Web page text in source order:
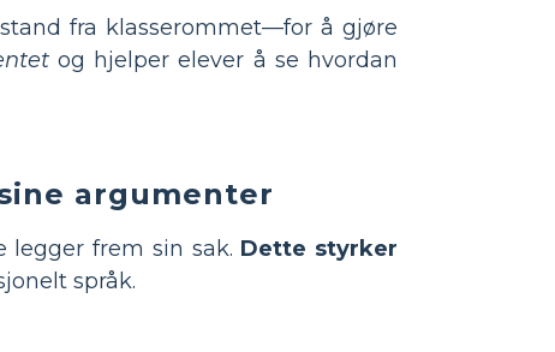
fra klasserommet—for å gjøre
og hjelper elever å se hvordan
argumenter
legger frem sin sak. Dette styrker
språk.